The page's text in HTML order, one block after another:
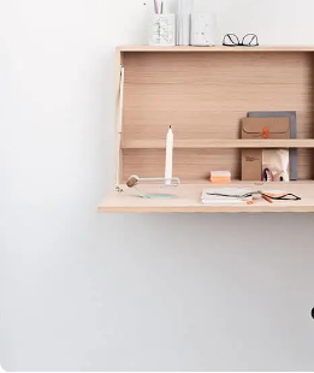
suteikia man galimybę ne tik
dar tobulai atsimenu visą šioje
informaciją. Jei visgi man pritrūks
Jums reikiamus kontaktus, kur
atsakingo specialisto.
Taigi... kuo galėčiau Jums padėti?